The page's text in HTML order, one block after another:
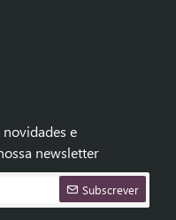
e
newsletter
Subscrever